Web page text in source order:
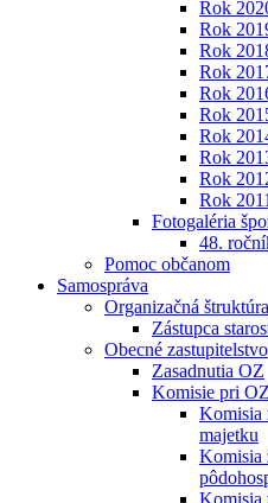
Rok
Rok
Rok
Rok
Rok
Rok
Rok
Rok
Rok
Rok 2011
Fotogaléria
48.
Pomoc občanom
Samospráva
Organizačná štruktúra
Zástupca
Obecné zastupitelstvo
Zasadnutia OZ
Komisie pri OZ
Komisia
majetku
Komisia
Komisia